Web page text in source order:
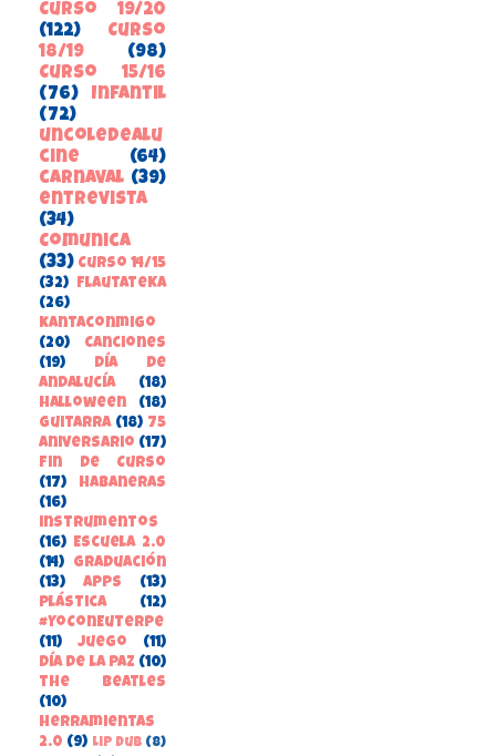
Curso 19/20
(122)
Curso
18/19
(98)
Curso 15/16
(76)
Infantil
(72)
uncoledealu
cine
(64)
carnaval (39)
entrevista
(34)
ComunicA
(33) Curso 14/15
(32)
FlautateKa
(26)
kantaconmigo
(20)
canciones
(19)
Día de
Andalucía
(18)
Halloween
(18)
guitarra (18) 75
aniversario (17)
Fin de Curso
(17)
habaneras
(16)
instrumentos
(16) Escuela 2.0
(14)
Graduación
(13)
apps
(13)
Plástica
(12)
#YoConEuterpe
(11)
juego
(11)
Día de la Paz (10)
the beatles
(10)
herramientas
2.0 (9) Lip Dub (8)